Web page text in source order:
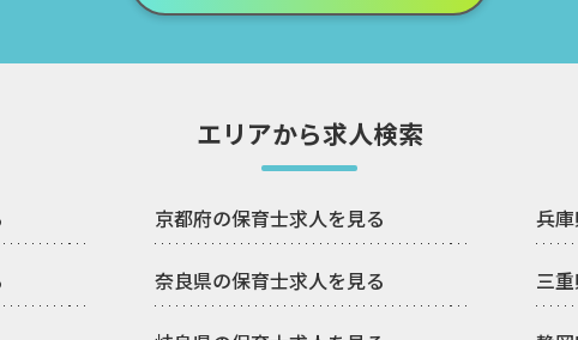
エリアから求人検索
京都府の保育士求人を見る 兵
奈良県の保育士求人を見る 三